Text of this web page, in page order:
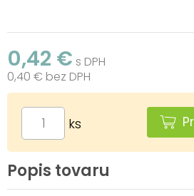
0,42 € s DPH
0,40 € bez DPH
ks
Popis tovaru